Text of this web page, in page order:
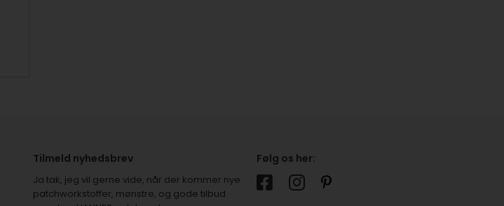
Tilmeld nyhedsbrev
Ja tak, jeg vil gerne vide, når der kommer nye
patchworkstoffer, mønstre, og gode tilbud
Følg os her: